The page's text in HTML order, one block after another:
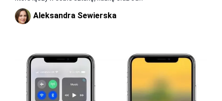
Aleksandra Sewierska